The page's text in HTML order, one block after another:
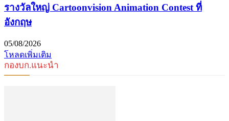
รางวัลใหญ่ Cartoonvision Animation Contest ที่
อังกฤษ
05/08/2026
โหลดเพิ่มเติม
กองบก.แนะนำ